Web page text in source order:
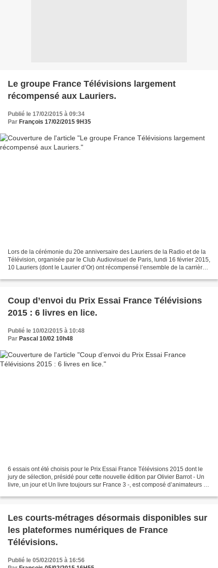
Le groupe France Télévisions largement
récompensé aux Lauriers.
Publié le 17/02/2015 à 09:34
Par François 17/02/2015 9H35
Lors de la cérémonie du 20e anniversaire des Lauriers de la Radio et de la
Télévision, organisée par le Club Audiovisuel de Paris, lundi 16 février 2015,
10 Lauriers (dont le Laurier d’Or) ont récompensé l’ensemble de la carrière
Coup d’envoi du Prix Essai France Télévisions
2015 : 6 livres en lice.
Publié le 10/02/2015 à 10:48
Par Pascal 10/02 10h48
6 essais ont été choisis pour le Prix Essai France Télévisions 2015 dont le
jury de sélection, présidé pour cette nouvelle édition par Olivier Barrot - Un
livre, un jour et Un livre toujours sur France 3 -, est composé d’animateurs et
Les courts-métrages désormais disponibles sur
les plateformes numériques de France
Télévisions.
Publié le 05/02/2015 à 16:56